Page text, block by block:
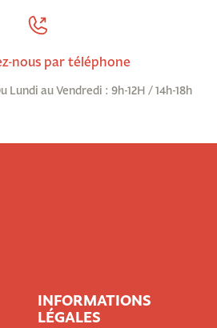
nous par téléphone
Lundi au Vendredi : 9h-12H / 14h-18h
INFORMATIONS
LÉGALES